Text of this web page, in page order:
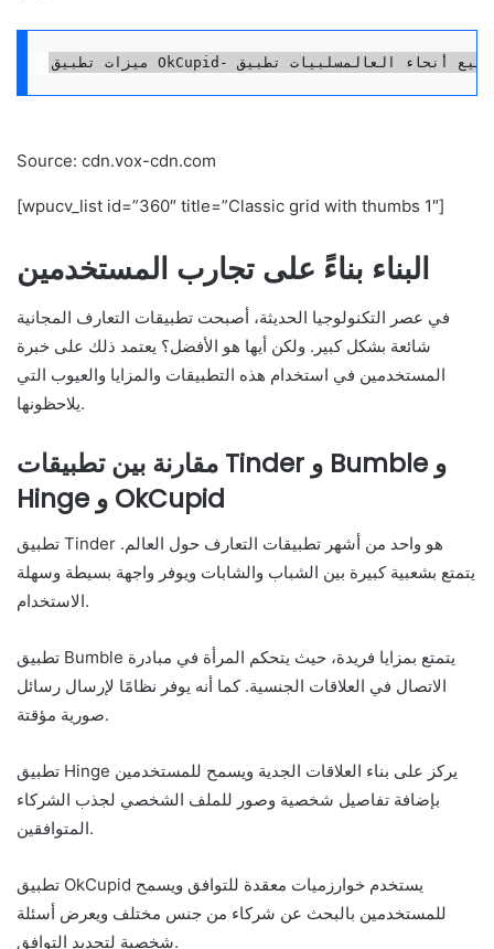
Source: cdn.vox-cdn.com
[wpucv_list id=”360″ title=”Classic grid with thumbs 1″]
البناء بناءً على تجارب المستخدمين
في عصر التكنولوجيا الحديثة، أصبحت تطبيقات التعارف المجانية
شائعة بشكل كبير. ولكن أيها هو الأفضل؟ يعتمد ذلك على خبرة
المستخدمين في استخدام هذه التطبيقات والمزايا والعيوب التي
يلاحظونها.
مقارنة بين تطبيقات Tinder و Bumble و
Hinge و OkCupid
تطبيق Tinder هو واحد من أشهر تطبيقات التعارف حول العالم.
يتمتع بشعبية كبيرة بين الشباب والشابات ويوفر واجهة بسيطة وسهلة
الاستخدام.
تطبيق Bumble يتمتع بمزايا فريدة، حيث يتحكم المرأة في مبادرة
الاتصال في العلاقات الجنسية. كما أنه يوفر نظامًا لإرسال رسائل
صورية مؤقتة.
تطبيق Hinge يركز على بناء العلاقات الجدية ويسمح للمستخدمين
بإضافة تفاصيل شخصية وصور للملف الشخصي لجذب الشركاء
المتوافقين.
تطبيق OkCupid يستخدم خوارزميات معقدة للتوافق ويسمح
للمستخدمين بالبحث عن شركاء من جنس مختلف ويعرض أسئلة
شخصية لتحديد التوافق.